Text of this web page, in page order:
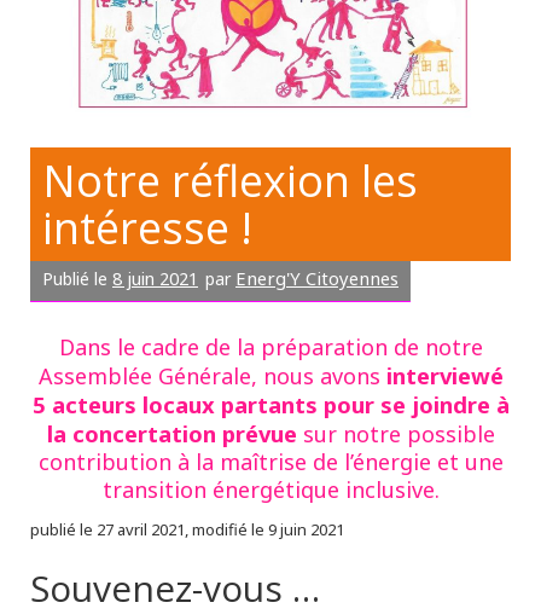
Notre réflexion les
intéresse !
Publié le 8 juin 2021 par Energ'Y Citoyennes
Dans le cadre de la préparation de notre
Assemblée Générale, nous avons interviewé
5 acteurs locaux partants pour se joindre à
la concertation prévue sur notre possible
contribution à la maîtrise de l’énergie et une
transition énergétique inclusive.
publié le 27 avril 2021, modifié le 9 juin 2021
Souvenez-vous …